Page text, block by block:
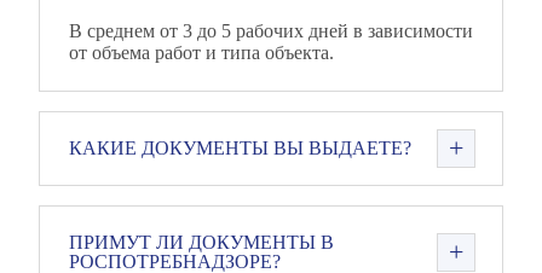
В среднем от 3 до 5 рабочих дней в зависимости
от объема работ и типа объекта.
КАКИЕ ДОКУМЕНТЫ ВЫ ВЫДАЕТЕ?
ПРИМУТ ЛИ ДОКУМЕНТЫ В
РОСПОТРЕБНАДЗОРЕ?